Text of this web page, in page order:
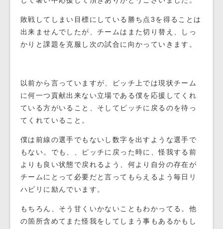
敗戦してしまい目標にしている勝ち点3を得ることは
出来ませんでしたが、チームはまた切り替え、しっ
かりと課題を克服し次の試合に向かっていきます。
以前から言っていますが、ピッチ上では現状チーム
に何一つ貢献出来ない立場である僕を応援してくれ
ている方がいること、そしてピッチに戻るのを待っ
てくれていること。
僕は前線の選手でもないし数字を出すような選手で
もない。でも、、ピッチに戻った時に、怪我する前
よりも良い状態で戻れるよう、何より自分の存在が
チームにとって必要だと言ってもらえるよう毎日リ
ハビリに励んでいます。
もちろん、そう甘くいかないこともわかってる。他
の箇所含めてまた怪我をしてしまう事もあるかもし